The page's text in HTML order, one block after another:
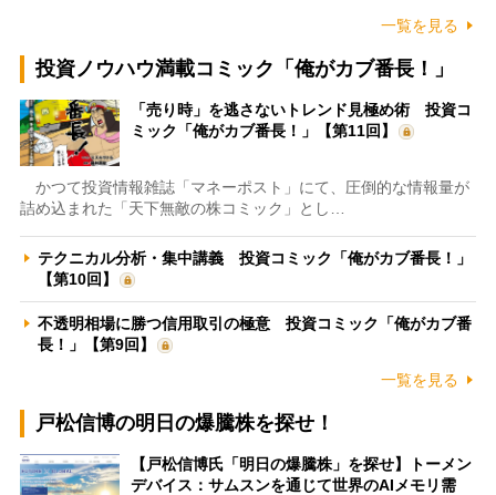
一覧を見る
投資ノウハウ満載コミック「俺がカブ番長！」
「売り時」を逃さないトレンド見極め術 投資コ
ミック「俺がカブ番長！」【第11回】
かつて投資情報雑誌「マネーポスト」にて、圧倒的な情報量が
詰め込まれた「天下無敵の株コミック」とし…
テクニカル分析・集中講義 投資コミック「俺がカブ番長！」
【第10回】
不透明相場に勝つ信用取引の極意 投資コミック「俺がカブ番
長！」【第9回】
一覧を見る
戸松信博の明日の爆騰株を探せ！
【戸松信博氏「明日の爆騰株」を探せ】トーメン
デバイス：サムスンを通じて世界のAIメモリ需